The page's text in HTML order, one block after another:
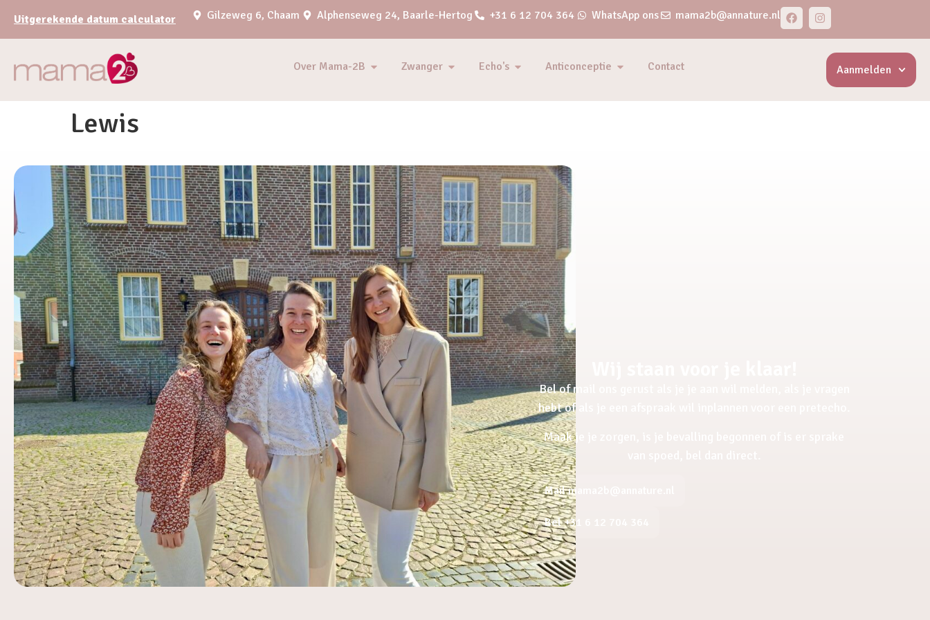
Uitgerekende datum calculator Gilzeweg 6, Chaam Alphenseweg 24, Baarle-Hertog +31 6 12 704 364 WhatsApp ons mama2b@annature.nl
Over Mama-2B Zwanger Echo's Anticonceptie Contact Aanmelden
Lewis
Bel of mail ons gerust als je je aan wil melden, als je vragen
hebt of als je een afspraak wil inplannen voor een pretecho.
Maak je je zorgen, is je bevalling begonnen of is er sprake
Mail mama2b@annature.nl
Bel +31 6 12 704 364